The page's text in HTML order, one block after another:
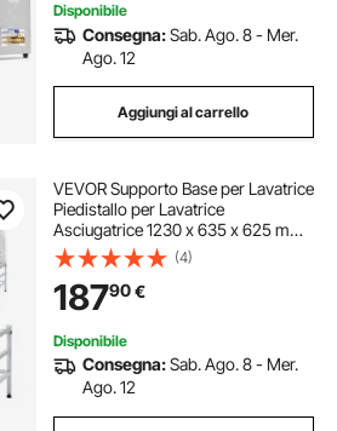
Disponibile
Consegna:Sab. Ago. 8 - Mer.
Ago. 12
Aggiungi al carrello
VEVOR Supporto Base per Lavatrice
Piedistallo per Lavatrice
Asciugatrice 1230 x 635 x 625 mm
Capacità Carico max. 267 kg, Base
Piedistallo per Lavatrice
Asciugatrice con Vassoio Doppio
Sollevamento
(4)
18790€
Disponibile
Consegna:Sab. Ago. 8 - Mer.
Ago. 12